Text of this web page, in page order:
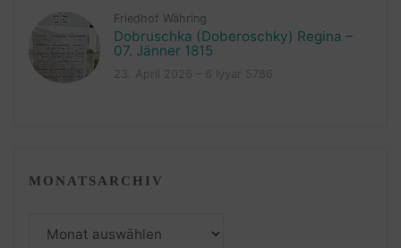
Friedhof Währing
Dobruschka (Doberoschky) Regina –
07. Jänner 1815
MONATSARCHIV